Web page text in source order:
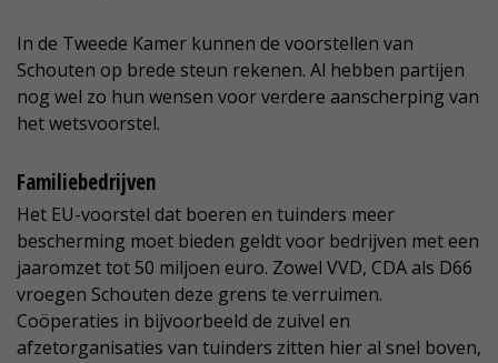
In de Tweede Kamer kunnen de voorstellen van
Schouten op brede steun rekenen. Al hebben partijen
nog wel zo hun wensen voor verdere aanscherping van
het wetsvoorstel.
Familiebedrijven
Het EU-voorstel dat boeren en tuinders meer
bescherming moet bieden geldt voor bedrijven met een
jaaromzet tot 50 miljoen euro. Zowel VVD, CDA als D66
vroegen Schouten deze grens te verruimen.
Coöperaties in bijvoorbeeld de zuivel en
afzetorganisaties van tuinders zitten hier al snel boven,